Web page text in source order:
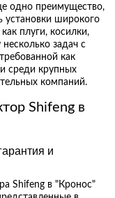
одно преимущество,
установки широкого
плуги, косилки,
задач с
как
среди крупных
компаний.
Shifeng в
и
Shifeng в "Кронос"